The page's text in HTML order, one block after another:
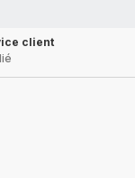
client